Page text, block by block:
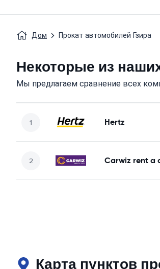
Дом Прокат автомобилей Гзира
Некоторые из
Мы предлагаем сравнение всех
Hertz
Carwiz rent a
Карта пунктов